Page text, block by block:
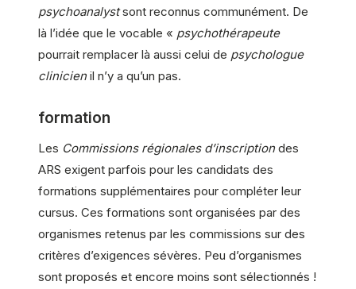
psychoanalystsont reconnus communément. De
là l’idée que le vocable « psychothérapeute
pourrait remplacer là aussi celui de psychologue
clinicienil n’y a qu’un pas.
formation
Les Commissions régionales d’inscriptiondes
ARS exigent parfois pour les candidats des
formations supplémentaires pour compléter leur
cursus. Ces formations sont organisées par des
organismes retenus par les commissions sur des
critères d’exigences sévères. Peu d’organismes
sont proposés et encore moins sont sélectionnés !